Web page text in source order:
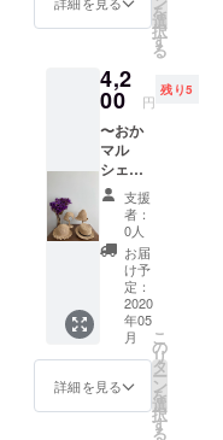
当日お
越し頂
しまっ
た場合
はメー
ルにて
ご相談
くださ
い。
お好み
の色 ・
ニシャ
ル) を必
ず記載
くださ
い。
が届く
かは 届
いてか
らのお
楽しみ
です！
お礼の
メー
合い
は、優
しいイ
メージ
で作り
ました
ので、
主張し
過ぎず
オシャ
レを楽
しんで
頂ける
と思い
ます。
○ピア
ス、イ
を
選
択
す
る
4,2
00 円
残り5
〜おか
マル
シェ出
店者さ
まよ
り〜
spinach
【Sサイ
ズの麦
わら帽
子&心を
込めて
作成し
たお礼
のメー
ル】 飽
支援
者：
0人
お届
け予
定：
2020
年05
月
詳細を見る
こ
の
リ
タ
ー
ン
を
選
択
す
る